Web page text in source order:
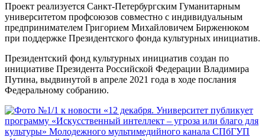
Проект реализуется Санкт-Петербургским Гуманитарным
университетом профсоюзов совместно с индивидуальным
предпринимателем Григорием Михайловичем Бирженюком
при поддержке Президентского фонда культурных инициатив.
Президентский фонд культурных инициатив создан по
инициативе Президента Российской Федерации Владимира
Путина, выдвинутой в апреле 2021 года в ходе послания
Федеральному собранию.